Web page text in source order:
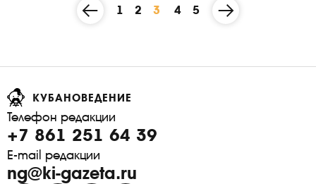
1 2 3 4 5
КУБАНОВЕДЕНИЕ
Телефон редакции
+7 861 251 64 39
E-mail редакции
ng@ki-gazeta.ru